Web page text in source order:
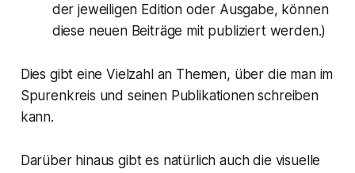
der jeweiligen Edition oder Ausgabe, können
diese neuen Beiträge mit publiziert werden.)
Dies gibt eine Vielzahl an Themen, über die man im
Spurenkreis und seinen Publikationen schreiben
kann.
Darüber hinaus gibt es natürlich auch die visuelle